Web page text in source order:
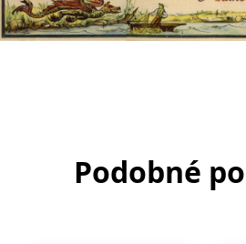
Podobné